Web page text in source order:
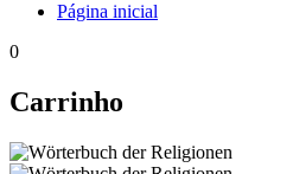
Página inicial
0
Carrinho